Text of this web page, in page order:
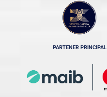
PARTENER PRINCIPAL